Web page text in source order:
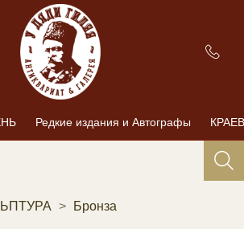
Редкие издания и Автографы
Бронза